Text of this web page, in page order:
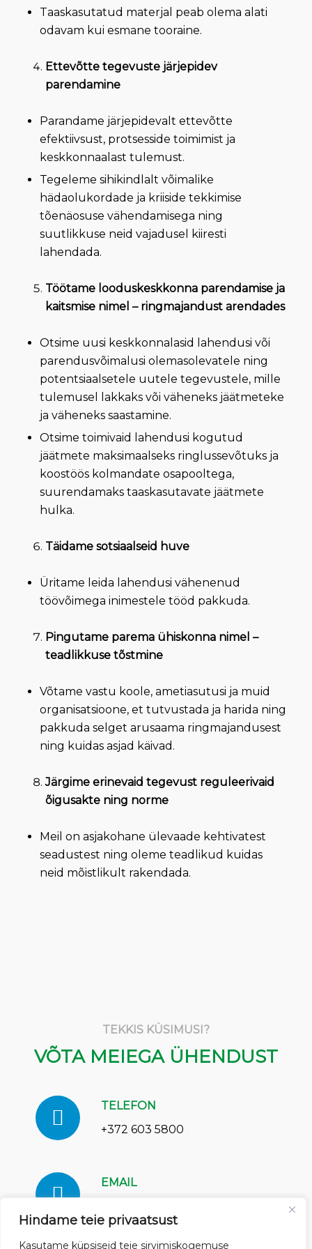
Hindame teie privaatsust
Kasutame küpsiseid teie sirvimiskogemuse
Taaskasutatud materjal peab olema alati
odavam kui esmane tooraine.
Ettevõtte tegevuste järjepidev
parendamine
Parandame järjepidevalt ettevõtte
efektiivsust, protsesside toimimist ja
keskkonnaalast tulemust.
Tegeleme sihikindlalt võimalike
hädaolukordade ja kriiside tekkimise
tõenäosuse vähendamisega ning
suutlikkuse neid vajadusel kiiresti
lahendada.
Töötame looduskeskkonna parendamise ja
kaitsmise nimel – ringmajandust arendades
Otsime uusi keskkonnalasid lahendusi või
parendusvõimalusi olemasolevatele ning
potentsiaalsetele uutele tegevustele, mille
tulemusel lakkaks või väheneks jäätmeteke
ja väheneks saastamine.
Otsime toimivaid lahendusi kogutud
jäätmete maksimaalseks ringlussevõtuks ja
koostöös kolmandate osapooltega,
suurendamaks taaskasutavate jäätmete
hulka.
Täidame sotsiaalseid huve
Üritame leida lahendusi vähenenud
töövõimega inimestele tööd pakkuda.
Pingutame parema ühiskonna nimel –
teadlikkuse tõstmine
Võtame vastu koole, ametiasutusi ja muid
organisatsioone, et tutvustada ja harida ning
pakkuda selget arusaama ringmajandusest
ning kuidas asjad käivad.
Järgime erinevaid tegevust reguleerivaid
õigusakte ning norme
Meil on asjakohane ülevaade kehtivatest
seadustest ning oleme teadlikud kuidas
neid mõistlikult rakendada.
TEKKIS KÜSIMUSI?
VÕTA MEIEGA ÜHENDUST
TELEFON
+372 603 5800
EMAIL